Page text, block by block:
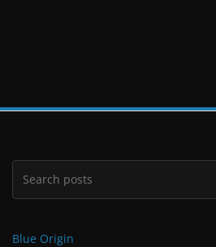
Blue Origin